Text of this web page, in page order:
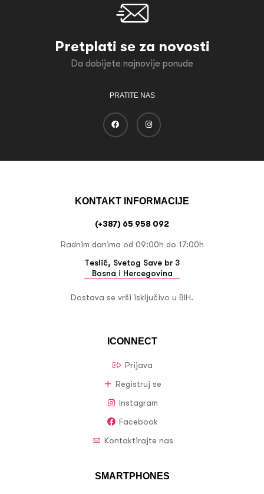
Pretplati se za novosti
Da dobijete najnovije ponude
PRATITE NAS
ICONNECT
Prijava
Registruj se
Instagram
Facebook
Kontaktirajte nas
SMARTPHONES
KONTAKT INFORMACIJE
(+387) 65 958 092
Radnim danima od 09:00h do 17:00h
Teslić, Svetog Save br 3
Bosna i Hercegovina
Dostava se vrši isključivo u BIH.